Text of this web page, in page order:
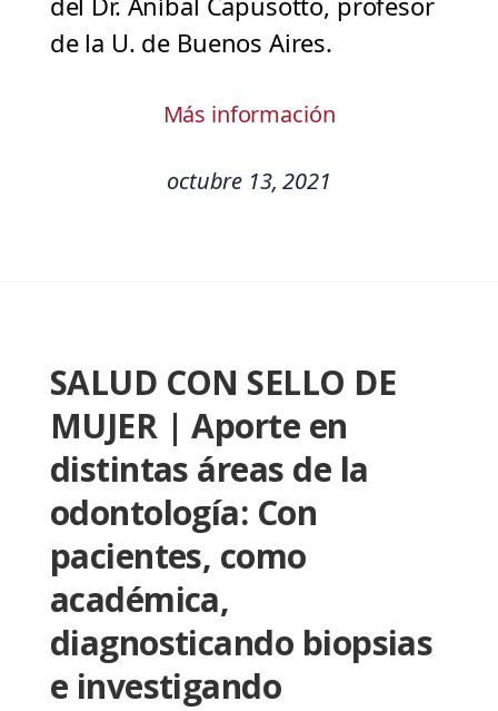
de la U. de Buenos Aires.
Más información
octubre 13, 2021
SALUD CON SELLO DE
MUJER | Aporte en
distintas áreas de la
odontología: Con
pacientes, como
académica,
diagnosticando biopsias
e investigando